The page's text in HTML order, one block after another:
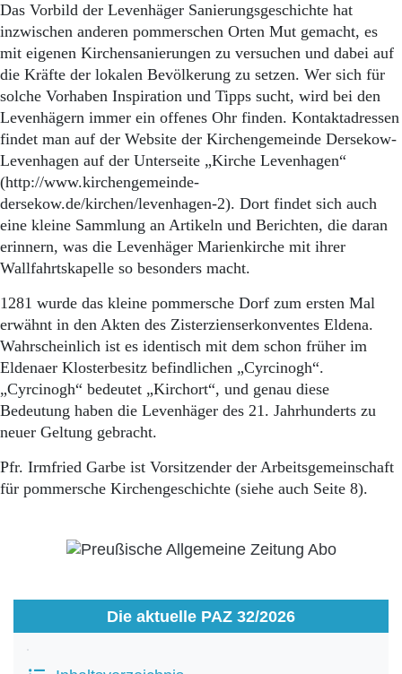
Das Vorbild der Levenhäger Sanierungsgeschichte hat
inzwischen anderen pommerschen Orten Mut gemacht, es
mit eigenen Kirchensanierungen zu versuchen und dabei auf
die Kräfte der lokalen Bevölkerung zu setzen. Wer sich für
solche Vorhaben Inspiration und Tipps sucht, wird bei den
Levenhägern immer ein offenes Ohr finden. Kontaktadressen
findet man auf der Website der Kirchengemeinde Dersekow-
Levenhagen auf der Unterseite „Kirche Levenhagen“
(http://www.kirchengemeinde-
dersekow.de/kirchen/levenhagen-2). Dort findet sich auch
eine kleine Sammlung an Artikeln und Berichten, die daran
erinnern, was die Levenhäger Marienkirche mit ihrer
Wallfahrtskapelle so besonders macht.
1281 wurde das kleine pommersche Dorf zum ersten Mal
erwähnt in den Akten des Zisterzienserkonventes Eldena.
Wahrscheinlich ist es identisch mit dem schon früher im
Eldenaer Klosterbesitz befindlichen „Cyrcinogh“.
„Cyrcinogh“ bedeutet „Kirchort“, und genau diese
Bedeutung haben die Levenhäger des 21. Jahrhunderts zu
neuer Geltung gebracht.
Pfr. Irmfried Garbe ist Vorsitzender der Arbeitsgemeinschaft
für pommersche Kirchengeschichte (siehe auch Seite 8).
Die aktuelle PAZ 32/2026